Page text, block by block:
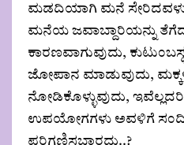
ಮಡದಿಯಾಗಿ ಮನೆ
ಮನೆಯ ಜವಾಬ್ದಾರಿಯನ್ನು
ಕಾರಣವಾಗುವುದು,
ಜೋಪಾನ ಮಾಡುವುದು,
ನೋಡಿಕೊಳ್ಳುವುದು,
ಉಪಯೋಗಗಳು ಅವಳಿಗೆ
ಪರಿಗಣಿಸಬಾರದು..?